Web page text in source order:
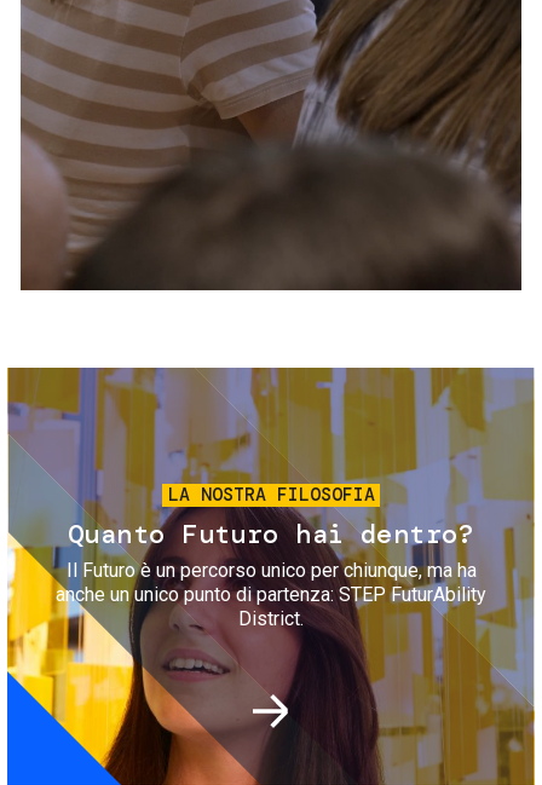
Servizi e accessibilità
Contatti
FAQ
Biglietti
Immagine
LA NOSTRA FILOSOFIA
Quanto Futuro hai dentro?
Il Futuro è un percorso unico per chiunque, ma ha
anche un unico punto di partenza: STEP FuturAbility
District.